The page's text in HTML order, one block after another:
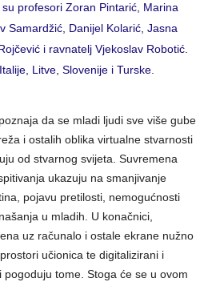
profesori Zoran Pintarić, Marina
Samardžić, Danijel Kolarić, Jasna
i ravnatelj Vjekoslav Robotić.
Litve, Slovenije i Turske.
da se mladi ljudi sve više gube
i ostalih oblika virtualne stvarnosti
od stvarnog svijeta. Suvremena
ukazuju na smanjivanje
pojavu pretilosti, nemogućnosti
u mladih. U konačnici,
uz računalo i ostale ekrane nužno
učionica te digitalizirani i
tome. Stoga će se u ovom